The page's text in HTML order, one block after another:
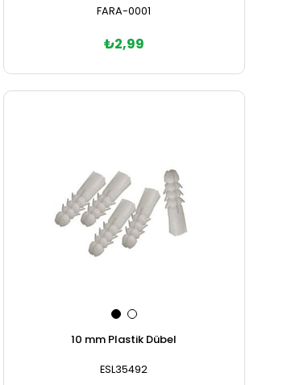
FARA-0001
₺2,99
Sepete Ekle
10 mm Plastik Dübel
ESL35492